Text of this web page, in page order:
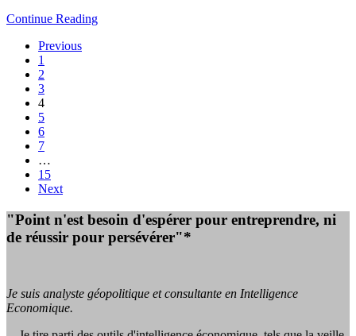
Continue Reading
Previous
1
2
3
4
5
6
7
…
15
Next
"Point n'est besoin d'espérer pour entreprendre, ni
de réussir pour persévérer"*
Je suis analyste géopolitique et consultante en Intelligence
Economique.